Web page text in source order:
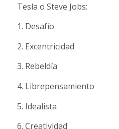
Tesla o Steve Jobs:
1. Desafío
2. Excentricidad
3. Rebeldía
4. Librepensamiento
5. Idealista
6. Creatividad